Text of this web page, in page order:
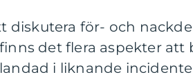
diskutera för- och
det flera aspekter
i liknande